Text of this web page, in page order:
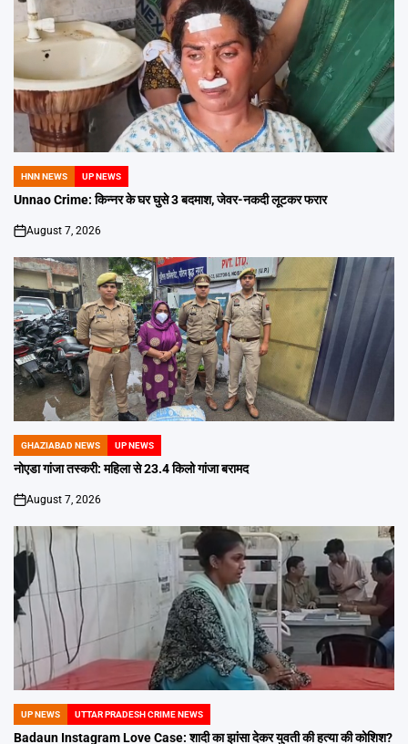
POSTED
IN
HNN NEWS UP NEWS
Unnao Crime: किन्नर के घर घुसे 3 बदमाश, जेवर-नकदी लूटकर फरार
on
August 7, 2026
POSTED
IN
GHAZIABAD NEWS UP NEWS
नोएडा गांजा तस्करी: महिला से 23.4 किलो गांजा बरामद
on
August 7, 2026
POSTED
IN
UP NEWS UTTAR PRADESH CRIME NEWS
Badaun Instagram Love Case: शादी का झांसा देकर युवती की हत्या की कोशिश?